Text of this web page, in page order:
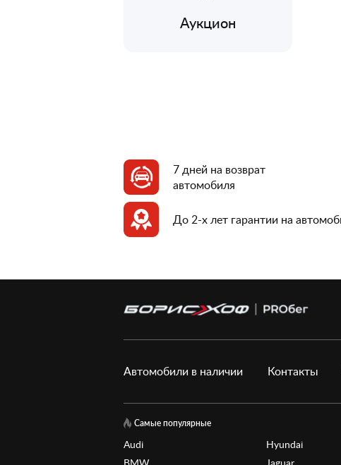
Аукцион
7 дней на возврат
автомобиля
До 2-х лет гарантии на
Автомобили в наличии Контакты
Самые популярные
Audi
Hyundai